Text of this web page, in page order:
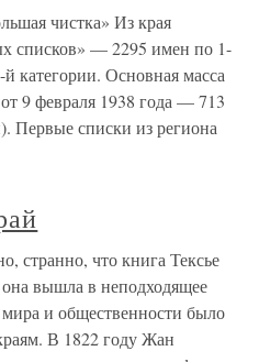
чистка» Из края
списков» — 2295 имен по 1-
категории. Основная масса
9 февраля 1938 года — 713
Первые списки из региона
странно, что книга Тексье
вышла в неподходящее
и общественности было
В 1822 году Жан